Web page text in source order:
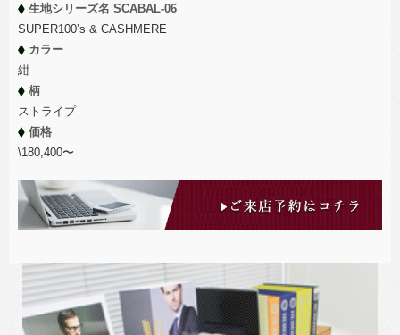
生地シリーズ名 SCABAL-06
SUPER100’s & CASHMERE
カラー
紺
柄
ストライプ
価格
\180,400〜